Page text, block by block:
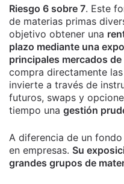
Riesgo 6 sobre 7. Este
de materias primas
objetivo obtener una
plazo mediante una
principales mercados
compra directamente
invierte a través de
futuros, swaps y
tiempo una gestión
A diferencia de un
en empresas. Su
grandes grupos de